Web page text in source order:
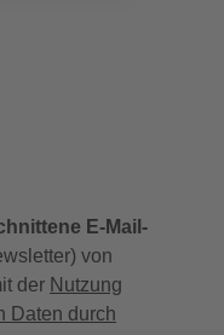
E-Mail-
von
der Nutzung
Daten durch